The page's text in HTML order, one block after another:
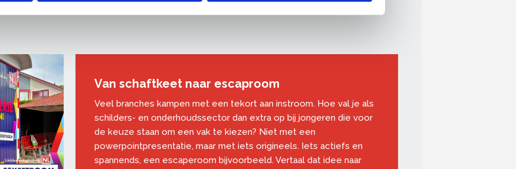
Van schaftkeet naar escaproom
Veel branches kampen met een tekort aan instroom. Hoe val je als
schilders- en onderhoudssector dan extra op bij jongeren die voor
de keuze staan om een vak te kiezen? Niet met een
powerpointpresentatie, maar met iets origineels. Iets actiefs en
spannends, een escaperoom bijvoorbeeld. Vertaal dat idee naar